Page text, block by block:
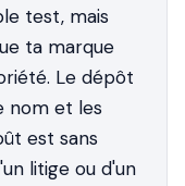
test, mais
ta marque
Le dépôt
nom et les
est sans
litige ou d'un